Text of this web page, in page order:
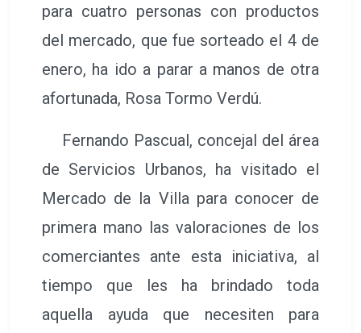
para cuatro personas con productos
del mercado, que fue sorteado el 4 de
enero, ha ido a parar a manos de otra
afortunada, Rosa Tormo Verdú.
Fernando Pascual, concejal del área
de Servicios Urbanos, ha visitado el
Mercado de la Villa para conocer de
primera mano las valoraciones de los
comerciantes ante esta iniciativa, al
tiempo que les ha brindado toda
aquella ayuda que necesiten para